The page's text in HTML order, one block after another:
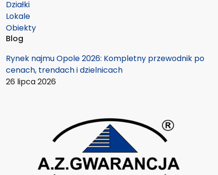
Działki
Lokale
Obiekty
Blog
Rynek najmu Opole 2026: Kompletny przewodnik po
cenach, trendach i dzielnicach
26 lipca 2026